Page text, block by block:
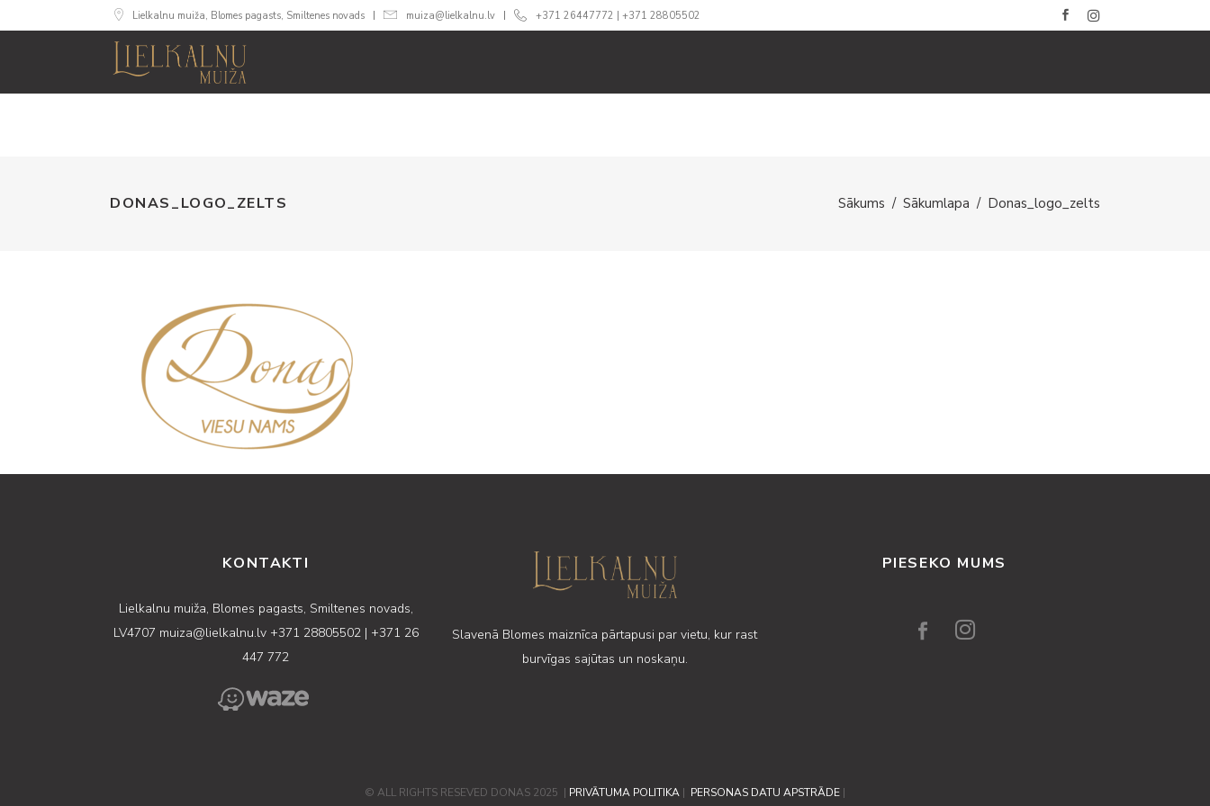
Lielkalnu muiža, Blomes pagasts, Smiltenes novads muiza@lielkalnu.lv +371 26447772 | +371 28805502
DONAS_LOGO_ZELTS Sākums / Sākumlapa / Donas_logo_zelts
KONTAKTI
Lielkalnu muiža, Blomes pagasts, Smiltenes novads,
LV4707 muiza@lielkalnu.lv +371 28805502 | +371 26
447 772
Slavenā Blomes maiznīca pārtapusi par vietu, kur rast
burvīgas sajūtas un noskaņu.
PIESEKO MUMS
© ALL RIGHTS RESEVED DONAS 2025 | PRIVĀTUMA POLITIKA | PERSONAS DATU APSTRĀDE |